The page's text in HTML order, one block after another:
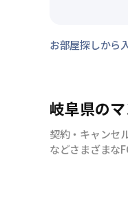
お部屋探しから
岐阜県の
契約・キャンセ
などさまざまな